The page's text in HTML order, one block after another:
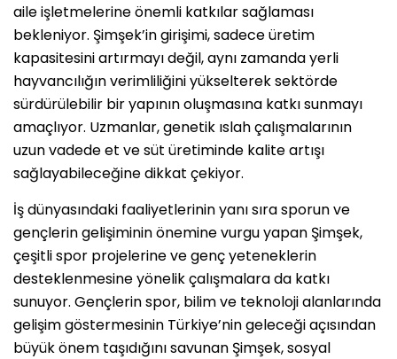
aile işletmelerine önemli katkılar sağlaması
bekleniyor. Şimşek’in girişimi, sadece üretim
kapasitesini artırmayı değil, aynı zamanda yerli
hayvancılığın verimliliğini yükselterek sektörde
sürdürülebilir bir yapının oluşmasına katkı sunmayı
amaçlıyor. Uzmanlar, genetik ıslah çalışmalarının
uzun vadede et ve süt üretiminde kalite artışı
sağlayabileceğine dikkat çekiyor.
İş dünyasındaki faaliyetlerinin yanı sıra sporun ve
gençlerin gelişiminin önemine vurgu yapan Şimşek,
çeşitli spor projelerine ve genç yeteneklerin
desteklenmesine yönelik çalışmalara da katkı
sunuyor. Gençlerin spor, bilim ve teknoloji alanlarında
gelişim göstermesinin Türkiye’nin geleceği açısından
büyük önem taşıdığını savunan Şimşek, sosyal